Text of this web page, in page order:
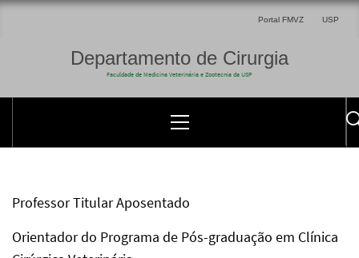
Portal FMVZ USP
Departamento de Cirurgia
Faculdade de Medicina Veterinária e Zootecnia da USP
Professor Titular Aposentado
Orientador do Programa de Pós-graduação em Clínica